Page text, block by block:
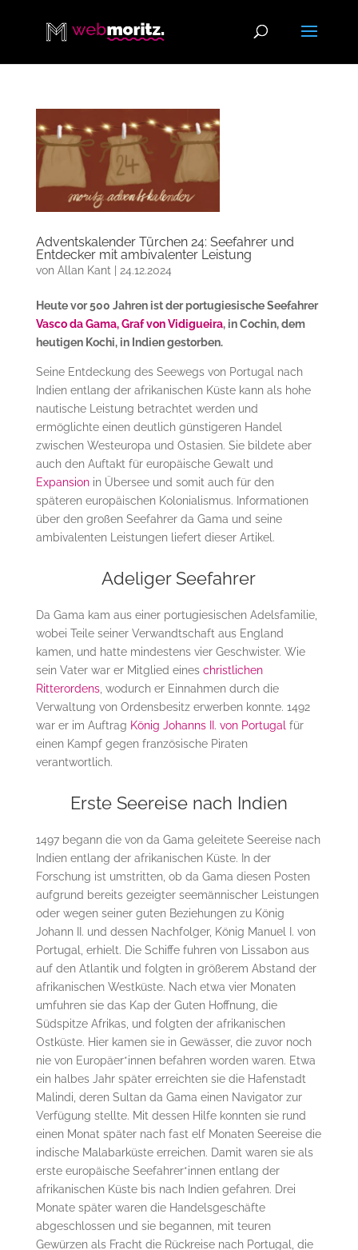
Adventskalender Türchen 24: Seefahrer und
Entdecker mit ambivalenter Leistung
von Allan Kant| 24.12.2024
Heute vor 500 Jahren ist der portugiesische Seefahrer
Vasco da Gama, Graf von Vidigueira, in Cochin, dem
heutigen Kochi, in Indien gestorben.
Seine Entdeckung des Seewegs von Portugal nach
Indien entlang der afrikanischen Küste kann als hohe
nautische Leistung betrachtet werden und
ermöglichte einen deutlich günstigeren Handel
zwischen Westeuropa und Ostasien. Sie bildete aber
auch den Auftakt für europäische Gewalt und
Expansionin Übersee und somit auch für den
späteren europäischen Kolonialismus. Informationen
über den großen Seefahrer da Gama und seine
ambivalenten Leistungen liefert dieser Artikel.
Adeliger Seefahrer
Da Gama kam aus einer portugiesischen Adelsfamilie,
wobei Teile seiner Verwandtschaft aus England
kamen, und hatte mindestens vier Geschwister. Wie
sein Vater war er Mitglied eines christlichen
Ritterordens, wodurch er Einnahmen durch die
Verwaltung von Ordensbesitz erwerben konnte. 1492
war er im Auftrag König Johanns II. von Portugalfür
einen Kampf gegen französische Piraten
verantwortlich.
Erste Seereise nach Indien
1497 begann die von da Gama geleitete Seereise nach
Indien entlang der afrikanischen Küste. In der
Forschung ist umstritten, ob da Gama diesen Posten
aufgrund bereits gezeigter seemännischer Leistungen
oder wegen seiner guten Beziehungen zu König
Johann II. und dessen Nachfolger, König Manuel I. von
Portugal, erhielt. Die Schiffe fuhren von Lissabon aus
auf den Atlantik und folgten in größerem Abstand der
afrikanischen Westküste. Nach etwa vier Monaten
umfuhren sie das Kap der Guten Hoffnung, die
Südspitze Afrikas, und folgten der afrikanischen
Ostküste. Hier kamen sie in Gewässer, die zuvor noch
nie von Europäer*innen befahren worden waren. Etwa
ein halbes Jahr später erreichten sie die Hafenstadt
Malindi, deren Sultan da Gama einen Navigator zur
Verfügung stellte. Mit dessen Hilfe konnten sie rund
einen Monat später nach fast elf Monaten Seereise die
indische Malabarküste erreichen. Damit waren sie als
erste europäische Seefahrer*innen entlang der
afrikanischen Küste bis nach Indien gefahren. Drei
Monate später waren die Handelsgeschäfte
abgeschlossen und sie begannen, mit teuren
Gewürzen als Fracht die Rückreise nach Portugal, die